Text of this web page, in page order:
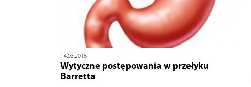
14.03.2016
Wytyczne postępowania w przełyku
Barretta